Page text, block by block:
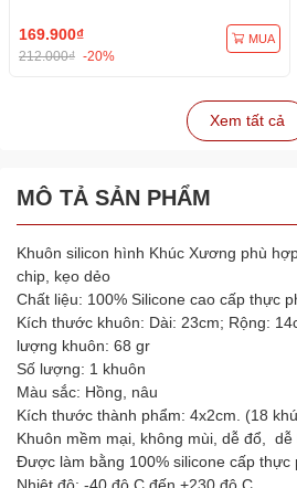
169.900₫
212.000₫ -20%
MUA
Xem tất cả
MÔ TẢ SẢN PHẨM
Khuôn silicon hình Khúc Xương phù
chip, kẹo dẻo
Chất liệu: 100% Silicone cao cấp thực
Kích thước khuôn: Dài: 23cm; Rộng:
lượng khuôn: 68 gr
Số lượng: 1 khuôn
Màu sắc: Hồng, nâu
Kích thước thành phẩm: 4x2cm. (18
Khuôn mềm mại, không mùi, dễ đổ, dễ
Được làm bằng 100% silicone cấp thực
Nhiệt độ: -40 độ C đến +230 độ C